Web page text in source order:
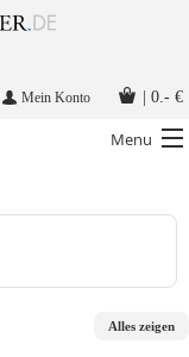
Mein Konto 0.- €
Menu
Alles zeigen